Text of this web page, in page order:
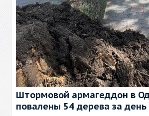
Штормовой армагеддон в
повалены 54 дерева за